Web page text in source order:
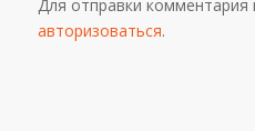
Для отправки
авторизоваться.